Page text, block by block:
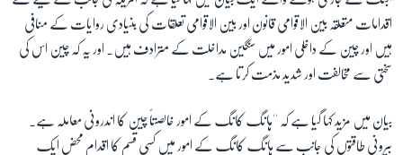
زبان
اقدامات متعلقہ بین الاقوامی قانون اور بین الاقوامی تعلقات کی بنیادی روایات کے منافی
ہیں اور چین کے داخلی امور میں سنگین مداخلت کے مترادف ہیں۔ اور یہ کہ چین اس کی
سختی سے مخالفت اور شدید مذمت کرتا ہے۔
بیان میں مزید کہا گیا ہے کہ ''ہانگ کانگ کے امور خالصتاً چین کا اندرونی معاملہ ہے۔
بیرونی طاقتوں کی جانب سے ہانگ کانگ کے امور میں کسی قسم کا اقدام محض ایک